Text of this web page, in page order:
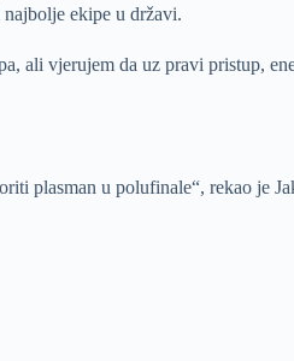
ekipe u državi.
ali vjerujem da uz pravi pristup,
plasman u polufinale“, rekao je